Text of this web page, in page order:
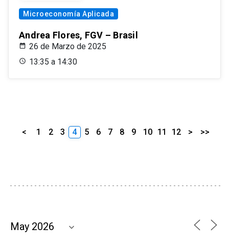
Microeconomía Aplicada
Andrea Flores, FGV – Brasil
26 de Marzo de 2025
13:35 a 14:30
< 1 2 3 4 5 6 7 8 9 10 11 12 > >>